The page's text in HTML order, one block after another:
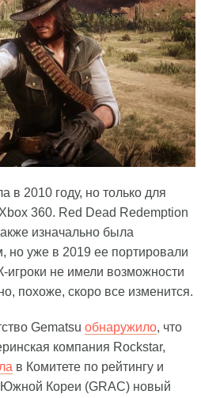
в 2010 году, но только для
360. Red Dead Redemption
изначально была
но уже в 2019 ее портировали
не имели возможности
похоже, скоро все изменится.
Gematsu обнаружило, что
компания Rockstar,
в Комитете по рейтингу и
Кореи (GRAC) новый